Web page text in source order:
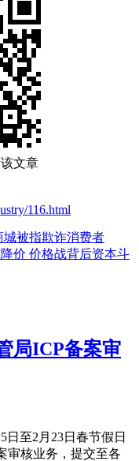
文章
116.html
城被指欺诈消费者
价 价格战背后资本斗
局ICP备案审
日至2月23日春节假日
审核业务，提交至各